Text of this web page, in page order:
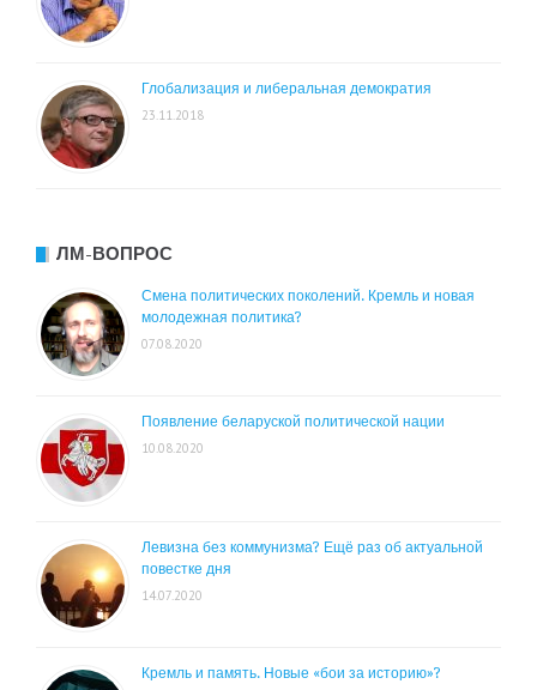
Глобализация и либеральная демократия
23.11.2018
ЛМ-ВОПРОС
Смена политических поколений. Кремль и новая
молодежная политика?
07.08.2020
Появление беларуской политической нации
10.08.2020
Левизна без коммунизма? Ещё раз об актуальной
повестке дня
14.07.2020
Кремль и память. Новые «бои за историю»?